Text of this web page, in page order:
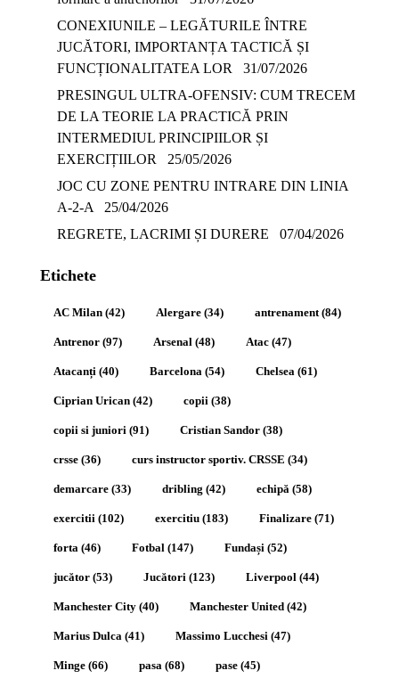
CONEXIUNILE – LEGĂTURILE ÎNTRE
JUCĂTORI, IMPORTANȚA TACTICĂ ȘI
FUNCȚIONALITATEA LOR
31/07/2026
PRESINGUL ULTRA-OFENSIV: CUM TRECEM
DE LA TEORIE LA PRACTICĂ PRIN
INTERMEDIUL PRINCIPIILOR ȘI
EXERCIȚIILOR
25/05/2026
JOC CU ZONE PENTRU INTRARE DIN LINIA
A-2-A
25/04/2026
REGRETE, LACRIMI ȘI DURERE
07/04/2026
Etichete
AC Milan (42) Alergare (34) antrenament(84)
Antrenor (97) Arsenal (48) Atac (47)
Atacanți (40) Barcelona (54) Chelsea (61)
Ciprian Urican (42) copii (38)
copii si juniori (91) Cristian Sandor (38)
crsse (36) curs instructor sportiv. CRSSE (34)
demarcare (33) dribling (42) echipă (58)
exercitii (102) exercitiu (183) Finalizare (71)
forta (46) Fotbal (147) Fundași (52)
jucător (53) Jucători (123) Liverpool (44)
Manchester City (40) Manchester United (42)
Marius Dulca (41) Massimo Lucchesi (47)
Minge (66) pasa (68) pase (45)